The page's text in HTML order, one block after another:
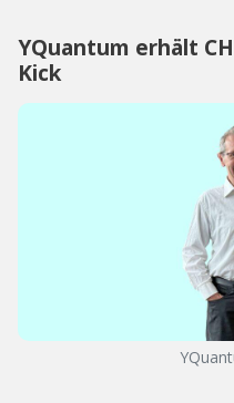
YQuantum erhält
Kick